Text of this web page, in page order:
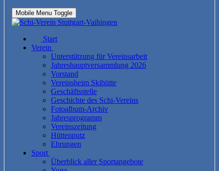
Mobile Menu Toggle
Start
Verein
Unterstützung für Vereinsarbeit
Jahreshauptversammlung 2026
Vorstand
Vereinsheim Skihütte
Geschäftsstelle
Geschichte des Schi-Vereins
Fotoalbum-Archiv
Jahresprogramm
Vereinszeitung
Hüttenputz
Ehrungen
Sport
Überblick aller Sportangebote